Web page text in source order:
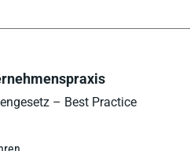
– Best Practice